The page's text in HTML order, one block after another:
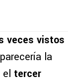
veces vistos
la
tercer